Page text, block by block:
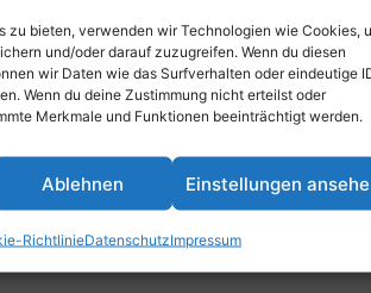
zu bieten, verwenden wir Technologien wie Cookies,
und/oder darauf zuzugreifen. Wenn du diesen
wir Daten wie das Surfverhalten oder eindeutige
Wenn du deine Zustimmung nicht erteilst oder
Merkmale und Funktionen beeinträchtigt werden.
Ablehnen Einstellungen
RichtlinieDatenschutzImpressum
Rhein, Deutschland